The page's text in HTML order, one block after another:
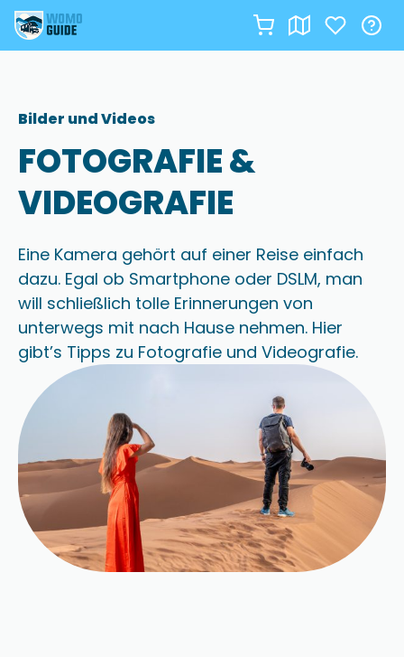
springen
Bilder und Videos
FOTOGRAFIE &
VIDEOGRAFIE
Eine Kamera gehört auf einer Reise einfach
dazu. Egal ob Smartphone oder DSLM, man
will schließlich tolle Erinnerungen von
unterwegs mit nach Hause nehmen. Hier
gibt’s Tipps zu Fotografie und Videografie.